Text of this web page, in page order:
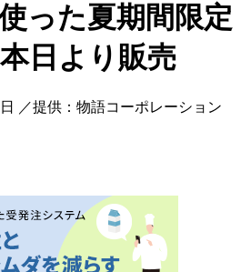
った夏期間限定
日より販売
／提供：物語コーポレーション